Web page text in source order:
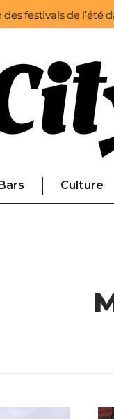
festivals de l’été
Culture